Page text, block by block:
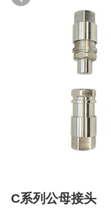
C系列公母接头